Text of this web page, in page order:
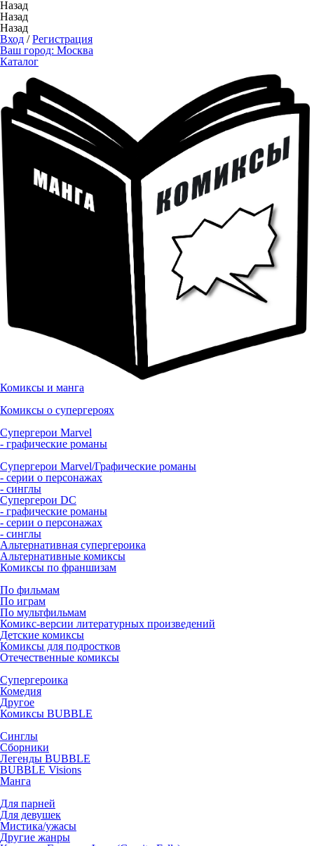
Назад
Назад
Назад
Вход /Регистрация
Ваш город: Москва
Каталог
Комиксы и манга
Комиксы о супергероях
Супергерои Marvel
- графические романы
Супергерои Marvel/Графические романы
- серии о персонажах
- синглы
Супергерои DC
- графические романы
- серии о персонажах
- синглы
Альтернативная супергероика
Альтернативные комиксы
Комиксы по франшизам
По фильмам
По играм
По мультфильмам
Комикс-версии литературных произведений
Детские комиксы
Комиксы для подростков
Отечественные комиксы
Супергероика
Комедия
Другое
Комиксы BUBBLE
Синглы
Сборники
Легенды BUBBLE
BUBBLE Visions
Манга
Для парней
Для девушек
Мистика/ужасы
Другие жанры